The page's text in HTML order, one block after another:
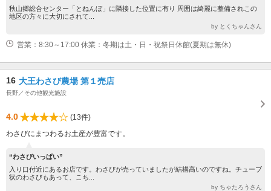
秋山郷総合センター「とねんぼ」に隣接した位置に有り 周囲は綺麗に整備されこの
地区の方々に大切にされて...
by とくちゃんさん
営業：8:30～17:00 休業：冬期は土・日・祝祭日休館(夏期は無休)
16 大王わさび農場 第１売店
長野／その他観光施設
4.0
(13件)
わさびにまつわるお土産が豊富です。
“わさびいっぱい”
入り口付近にあるお店です。わさびが売っていましたが結構高いのですね。チューブ
状のわさびもあって、こち...
by ちゃたろうさん